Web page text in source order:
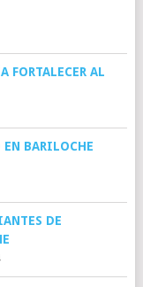
FORTALECER AL
BARILOCHE
DE